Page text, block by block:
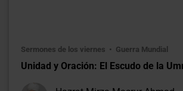
Sermones de los viernes Guerra Mundial
Unidad y Oración: El Escudo de la